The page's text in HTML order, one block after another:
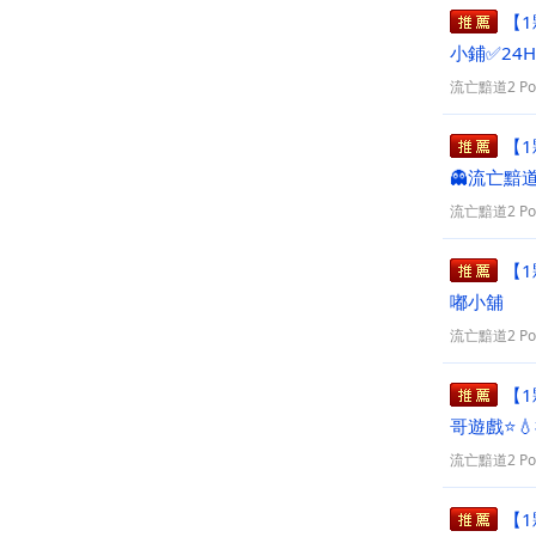
小鋪
業套
流亡黯道2
👻流亡黯
流亡黯道2
嘟小舖
流亡黯道2
哥遊戲
政府登記!
流亡黯道2